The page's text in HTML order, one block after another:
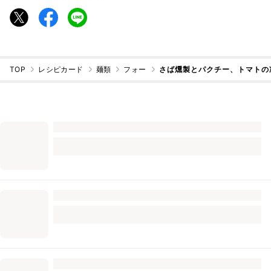
TOP レシピカード 麺類 フォー さば燻製とパクチー、トマト